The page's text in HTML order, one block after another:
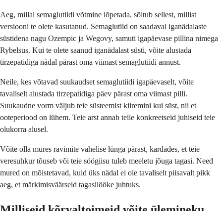
Aeg, millal semaglutiidi võtmine lõpetada, sõltub sellest, millist
versiooni te olete kasutanud. Semaglutiid on saadaval iganädalaste
süstidena nagu Ozempic ja Wegovy, samuti igapäevase pillina nimega
Rybelsus. Kui te olete saanud iganädalast süsti, võite alustada
tirzepatidiga nädal pärast oma viimast semaglutiidi annust.
Neile, kes võtavad suukaudset semaglutiidi igapäevaselt, võite
tavaliselt alustada tirzepatidiga päev pärast oma viimast pilli.
Suukaudne vorm väljub teie süsteemist kiiremini kui süst, nii et
ooteperiood on lühem. Teie arst annab teile konkreetseid juhiseid teie
olukorra alusel.
Võite olla mures ravimite vahelise lünga pärast, kardades, et teie
veresuhkur tõuseb või teie söögiisu tuleb meeletu jõuga tagasi. Need
mured on mõistetavad, kuid üks nädal ei ole tavaliselt piisavalt pikk
aeg, et märkimisväärseid tagasilööke juhtuks.